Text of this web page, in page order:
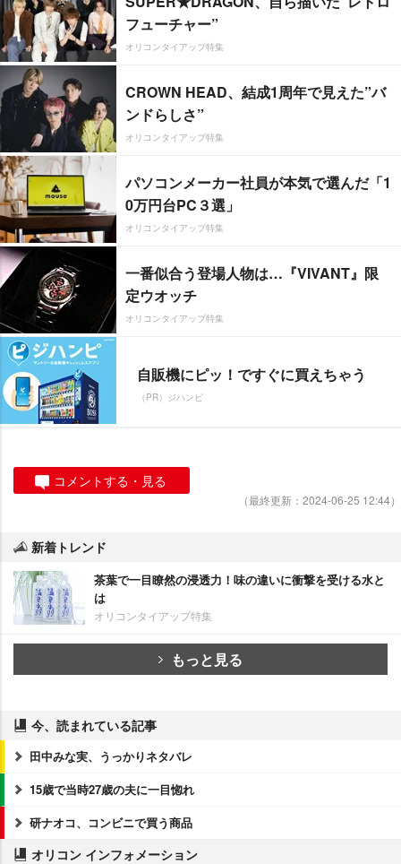
フューチャー”
オリコンタイアップ特集
CROWN HEAD、結成1周年で見えた”バ
ンドらしさ”
オリコンタイアップ特集
パソコンメーカー社員が本気で選んだ「1
0万円台PC３選」
オリコンタイアップ特集
一番似合う登場人物は…『VIVANT』限
定ウオッチ
オリコンタイアップ特集
自販機にピッ！ですぐに買えちゃう
（PR）ジハンピ
コメントする・見る
（最終更新：2024-06-25 12:44）
新着トレンド
茶葉で一目瞭然の浸透力！味の違いに衝撃を受ける水と
は
オリコンタイアップ特集
もっと見る
今、読まれている記事
田中みな実、うっかりネタバレ
15歳で当時27歳の夫に一目惚れ
研ナオコ、コンビニで買う商品
オリコン インフォメーション